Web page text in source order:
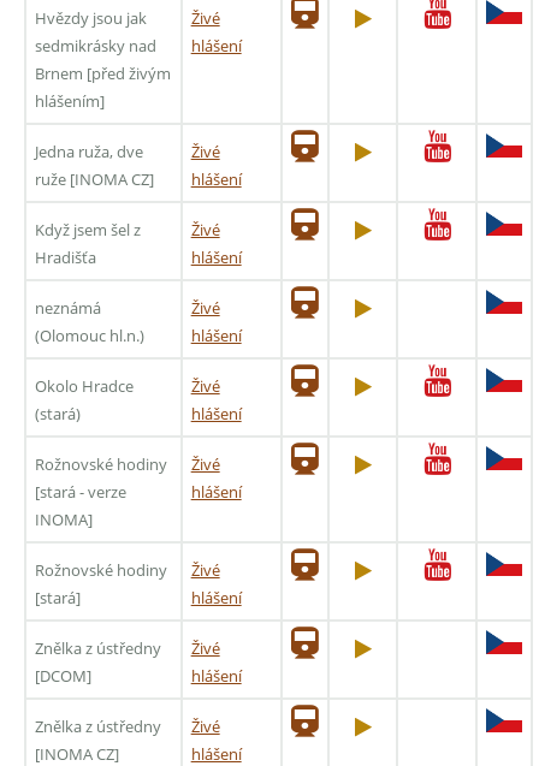
Hvězdy jsou jak
sedmikrásky nad
Brnem [před živým
hlášením]
Živé
hlášení
Jedna ruža, dve
ruže [INOMA CZ]
Živé
hlášení
Když jsem šel z
Hradišťa
Živé
hlášení
neznámá
(Olomouc hl.n.)
Živé
hlášení
Okolo Hradce
(stará)
Živé
hlášení
Rožnovské hodiny
[stará - verze
INOMA]
Živé
hlášení
Rožnovské hodiny
[stará]
Živé
hlášení
Znělka z ústředny
[DCOM]
Živé
hlášení
Znělka z ústředny
[INOMA CZ]
Živé
hlášení